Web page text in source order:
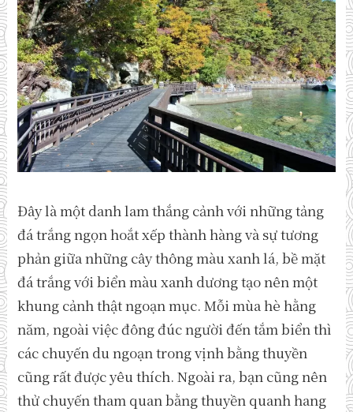
Đây là một danh lam thắng cảnh với những tảng
đá trắng ngọn hoắt xếp thành hàng và sự tương
phản giữa những cây thông màu xanh lá, bề mặt
đá trắng với biển màu xanh dương tạo nên một
khung cảnh thật ngoạn mục. Mỗi mùa hè hằng
năm, ngoài việc đông đúc người đến tắm biển thì
các chuyến du ngoạn trong vịnh bằng thuyền
cũng rất được yêu thích. Ngoài ra, bạn cũng nên
thử chuyến tham quan bằng thuyền quanh hang